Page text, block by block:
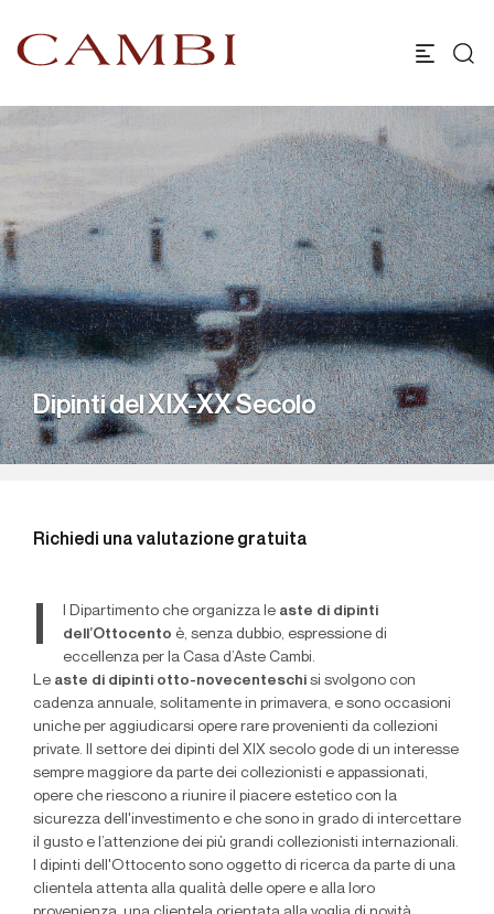
Dipinti del XIX-XX Secolo
Richiedi una valutazione gratuita
I l Dipartimento che organizza le aste di dipinti
dell’Ottocento è, senza dubbio, espressione di
eccellenza per la Casa d’Aste Cambi.
Le aste di dipinti otto-novecenteschi si svolgono con
cadenza annuale, solitamente in primavera, e sono occasioni
uniche per aggiudicarsi opere rare provenienti da collezioni
private. Il settore dei dipinti del XIX secolo gode di un interesse
sempre maggiore da parte dei collezionisti e appassionati,
opere che riescono a riunire il piacere estetico con la
sicurezza dell'investimento e che sono in grado di intercettare
il gusto e l’attenzione dei più grandi collezionisti internazionali.
I dipinti dell'Ottocento sono oggetto di ricerca da parte di una
clientela attenta alla qualità delle opere e alla loro